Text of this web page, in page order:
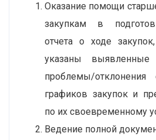
Оказание помощи
закупкам в
отчета о ходе
указаны выявленные
проблемы/отклонения
графиков закупок и
по их своевременному
Ведение полной